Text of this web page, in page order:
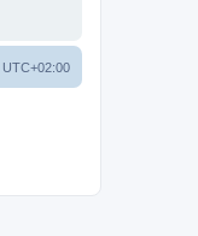
UTC+02:00